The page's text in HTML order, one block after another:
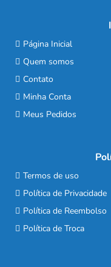
Página Inicial
Quem somos
Contato
Minha Conta
Meus Pedidos
Termos de uso
Política de Privacidade
Política de Reembolso
Política de Troca